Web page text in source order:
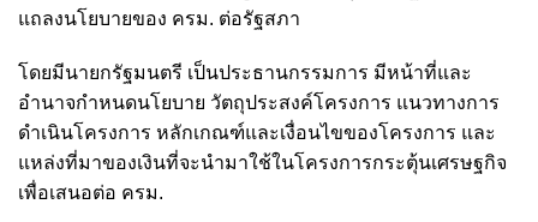
แถลงนโยบายของ ครม. ต่อรัฐสภา
โดยมีนายกรัฐมนตรี เป็นประธานกรรมการ มีหน้าที่และ
อำนาจกำหนดนโยบาย วัตถุประสงค์โครงการ แนวทางการ
ดำเนินโครงการ หลักเกณฑ์และเงื่อนไขของโครงการ และ
แหล่งที่มาของเงินที่จะนำมาใช้ในโครงการกระตุ้นเศรษฐกิจ
เพื่อเสนอต่อ ครม.